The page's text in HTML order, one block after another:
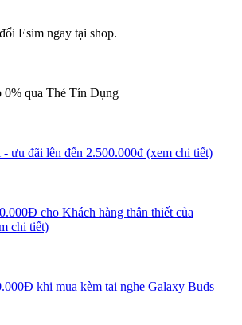
Esim ngay tại shop.
0% qua Thẻ Tín Dụng
ưu đãi lên đến 2.500.000đ (xem chi tiết)
cho Khách hàng thân thiết của
chi tiết)
khi mua kèm tai nghe Galaxy Buds